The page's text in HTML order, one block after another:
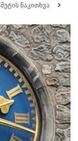
მეტის წაკითხვა